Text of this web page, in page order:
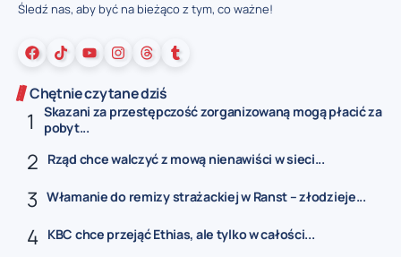
Śledź nas, aby być na bieżąco z tym, co ważne!
Chętnie czytane dziś
Skazani za przestępczość zorganizowaną mogą płacić za
pobyt...
Rząd chce walczyć z mową nienawiści w sieci...
Włamanie do remizy strażackiej w Ranst – złodzieje...
KBC chce przejąć Ethias, ale tylko w całości...